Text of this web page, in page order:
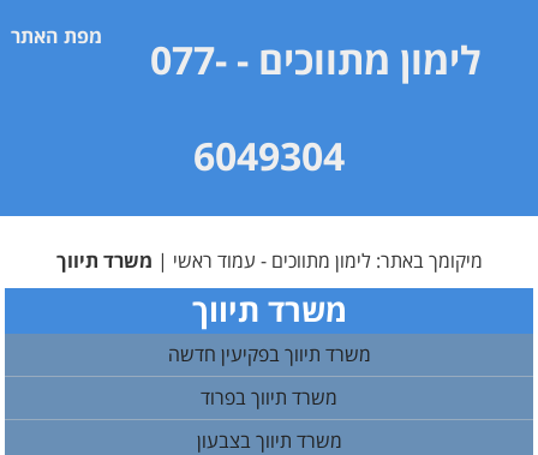
מפת האתר לימון מתווכים
- 077-
6049304
מיקומך באתר:לימון מתווכים - עמוד ראשי | משרד תיווך
משרד תיווך
משרד תיווך בפקיעין חדשה
משרד תיווך בפרוד
משרד תיווך בצבעון